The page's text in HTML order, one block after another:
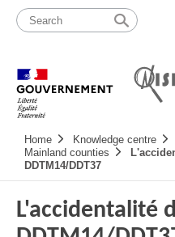
content
map
Navigation
principale
Home Knowledge centre
Mainland counties
DDTM14/DDT37
L'accidentalité